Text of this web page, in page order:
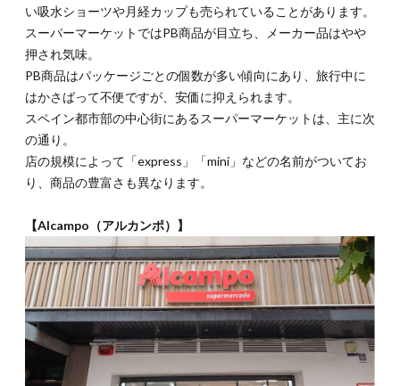
い吸水ショーツや月経カップも売られていることがあります。
スーパーマーケットではPB商品が目立ち、メーカー品はやや
押され気味。
PB商品はパッケージごとの個数が多い傾向にあり、旅行中に
はかさばって不便ですが、安価に抑えられます。
スペイン都市部の中心街にあるスーパーマーケットは、主に次
の通り。
店の規模によって「express」「mini」などの名前がついてお
り、商品の豊富さも異なります。
【Alcampo（アルカンポ）】